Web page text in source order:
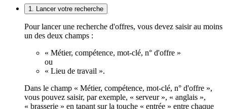
1. Lancer votre recherche
Pour lancer une recherche d'offres, vous devez saisir au moins
un des deux champs :
« Métier, compétence, mot-clé, n° d'offre »
ou
« Lieu de travail ».
Dans le champ « Métier, compétence, mot-clé, n° d'offre »,
vous pouvez saisir, par exemple, « serveur », « anglais »,
« brasserie » en tapant sur la touche « entrée » entre chaque